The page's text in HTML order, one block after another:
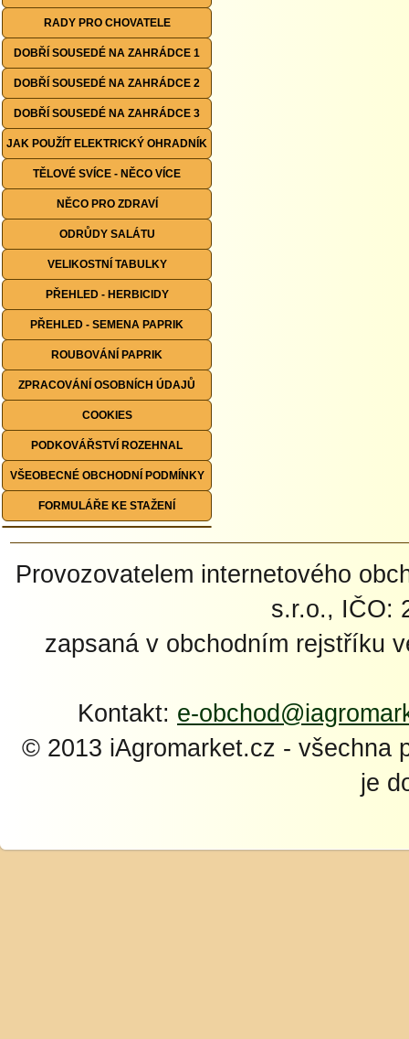
RADY PRO CHOVATELE
DOBŘÍ SOUSEDÉ NA ZAHRÁDCE 1
DOBŘÍ SOUSEDÉ NA ZAHRÁDCE 2
DOBŘÍ SOUSEDÉ NA ZAHRÁDCE 3
JAK POUŽÍT ELEKTRICKÝ OHRADNÍK
TĚLOVÉ SVÍCE - NĚCO VÍCE
NĚCO PRO ZDRAVÍ
ODRŮDY SALÁTU
VELIKOSTNÍ TABULKY
PŘEHLED - HERBICIDY
PŘEHLED - SEMENA PAPRIK
ROUBOVÁNÍ PAPRIK
ZPRACOVÁNÍ OSOBNÍCH ÚDAJŮ
COOKIES
PODKOVÁŘSTVÍ ROZEHNAL
VŠEOBECNÉ OBCHODNÍ PODMÍNKY
FORMULÁŘE KE STAŽENÍ
Provozovatelem internetového
s.r.o., IČO:
zapsaná v obchodním rejstříku
Kontakt: e-
© 2013 iAgromarket.cz - všechna
je